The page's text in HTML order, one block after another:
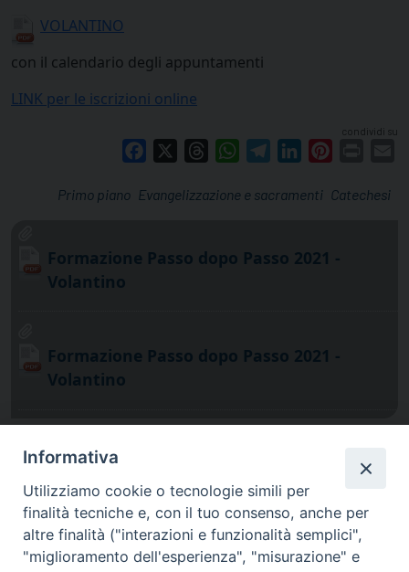
VOLANTINO
con il calendario degli appuntamenti
LINK per le iscrizioni online
condividi su
Facebook ThreadsWhatsAppTelegramLinkedIn
Catechesi
Evangelizzazione e sacramenti
Primo piano
Formazione Passo dopo Passo 2021 -
Volantino
Formazione Passo dopo Passo 2021 -
Volantino
Informativa
Utilizziamo cookie o tecnologie simili per
finalità tecniche e, con il tuo consenso, anche per
altre finalità ("interazioni e funzionalità semplici",
"miglioramento dell'esperienza", "misurazione" e